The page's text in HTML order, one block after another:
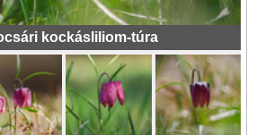
kockásliliom-túra